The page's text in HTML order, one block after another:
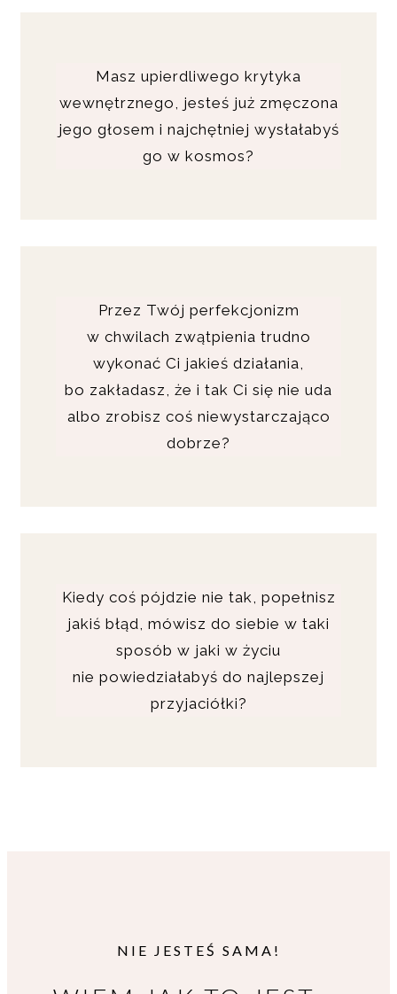
Masz upierdliwego krytyka
wewnętrznego, jesteś już zmęczona
jego głosem i najchętniej wysłałabyś
go w kosmos?
Przez Twój perfekcjonizm
w chwilach zwątpienia trudno
wykonać Ci jakieś działania,
bo zakładasz, że i tak Ci się nie uda
albo zrobisz coś niewystarczająco
dobrze?
Kiedy coś pójdzie nie tak, popełnisz
jakiś błąd, mówisz do siebie w taki
sposób w jaki w życiu
nie powiedziałabyś do najlepszej
przyjaciółki?
NIE JESTEŚ SAMA!